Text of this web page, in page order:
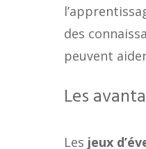
des
peuvent
Les
Les jeux